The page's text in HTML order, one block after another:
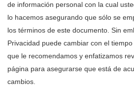
de información personal con la cual
lo hacemos asegurando que sólo se
los términos de este documento. Sin
Privacidad puede cambiar con el
que le recomendamos y enfatizamos
página para asegurarse que está de
cambios.